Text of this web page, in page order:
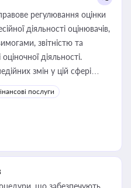
регулювання оцінки
діяльності оцінювачів,
звітністю та
діяльності.
змін у цій сфері
керівника, юриста або
приватизації, оренди
угод і перевірки
послуги
що забезпечують